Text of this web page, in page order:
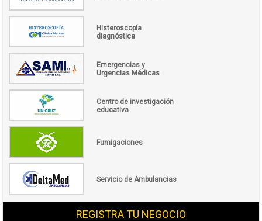
Histeroscopía
diagnóstica
Emergencias y
Urgencias Médicas
Centro de investigación
educativa
Fumigaciones
Servicio de Ambulancias
REGISTRA TU NEGOCIO